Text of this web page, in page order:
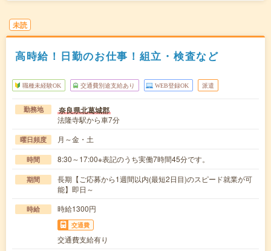
未読
高時給！日勤のお仕事！組立・検査など
職種未経験OK 交通費別途支給あり WEB登録OK 派遣
勤務地 奈良県北葛城郡
法隆寺駅から車7分
曜日頻度 月～金・土
時間 8:30～17:00※表記のうち実働7時間45分です。
期間
長期【ご応募から1週間以内(最短2日目)のスピード就業が可
能】即日～
時給 時給1300円
交通費
交通費支給有り